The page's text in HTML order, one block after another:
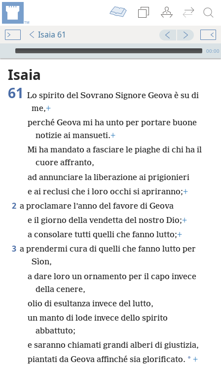
Isaia 61
Audio Player
00:00
Isaia
61 Lo spirito del Sovrano Signore Geova è su di
me,+
perché Geova mi ha unto per portare buone
notizie ai mansueti.+
Mi ha mandato a fasciare le piaghe di chi ha il
cuore affranto,
ad annunciare la liberazione ai prigionieri
e ai reclusi che i loro occhi si apriranno;+
2 a proclamare l’anno del favore di Geova
e il giorno della vendetta del nostro Dio;+
a consolare tutti quelli che fanno lutto;+
3 a prendermi cura di quelli che fanno lutto per
Sìon,
a dare loro un ornamento per il capo invece
della cenere,
olio di esultanza invece del lutto,
un manto di lode invece dello spirito
abbattuto;
e saranno chiamati grandi alberi di giustizia,
piantati da Geova affinché sia glorificato. * +